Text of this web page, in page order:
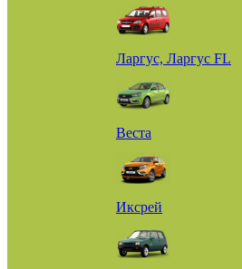
Ларгус, Ларгус FL
Веста
Иксрей